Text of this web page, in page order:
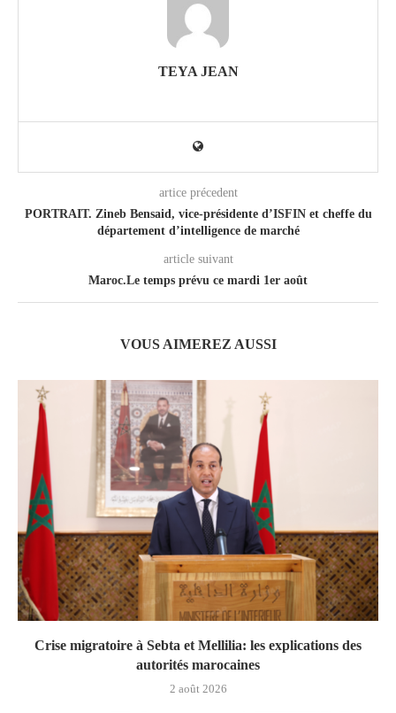
TEYA JEAN
artice précedent
PORTRAIT. Zineb Bensaid, vice-présidente d’ISFIN et cheffe du
département d’intelligence de marché
article suivant
Maroc.Le temps prévu ce mardi 1er août
VOUS AIMEREZ AUSSI
Crise migratoire à Sebta et Mellilia: les explications des
autorités marocaines
2 août 2026